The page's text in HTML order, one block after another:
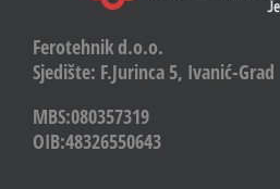
Ferotehnik d.o.o.
Sjedište: F.Jurinca 5, Ivanić-Grad
MBS:080357319
OIB:48326550643